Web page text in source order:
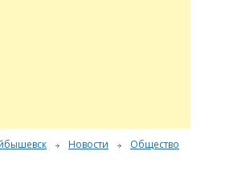
Новости Общество